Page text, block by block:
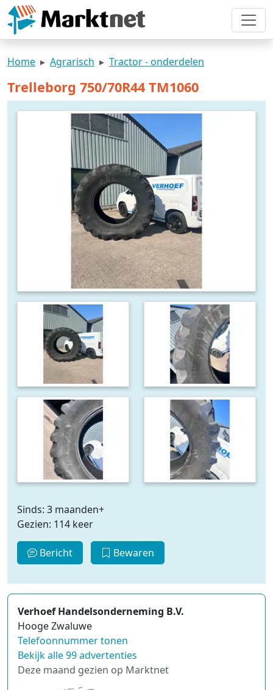
Home Agrarisch Tractor - onderdelen
Trelleborg 750/70R44 TM1060
Sinds: 3 maanden+
Gezien: 114 keer
Bericht Bewaren
Verhoef Handelsonderneming B.V.
Hooge Zwaluwe
Telefoonnummer tonen
Bekijk alle 99 advertenties
Deze maand gezien op Marktnet